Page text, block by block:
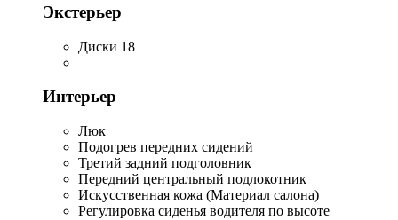
Экстерьер
Диски 18
Интерьер
Люк
Подогрев передних сидений
Третий задний подголовник
Передний центральный подлокотник
Искусственная кожа (Материал салона)
Регулировка сиденья водителя по высоте